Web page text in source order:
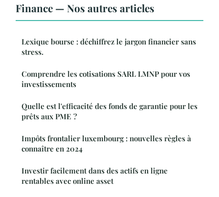
Finance — Nos autres articles
Lexique bourse : déchiffrez le jargon financier sans
stress.
Comprendre les cotisations SARL LMNP pour vos
investissements
Quelle est l'efficacité des fonds de garantie pour les
prêts aux PME ?
Impôts frontalier luxembourg : nouvelles règles à
connaître en 2024
Investir facilement dans des actifs en ligne
rentables avec online asset